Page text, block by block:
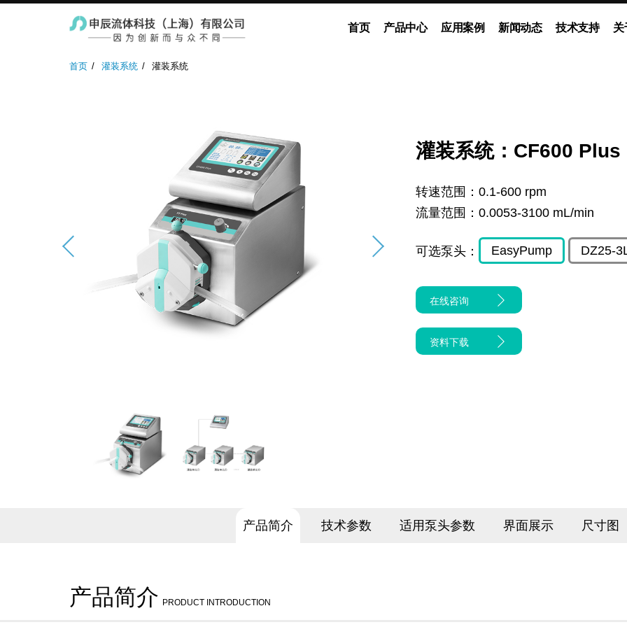
首页 产品中心 应用案例 新闻动态 技术支持 关
首页 灌装系统 灌装系统
灌装系统：CF600 Plus
转速范围：0.1-600 rpm
流量范围：0.0053-3100 mL/min
可选泵头： EasyPump DZ25-
在线咨询
资料下载
产品简介 技术参数 适用泵头参数 界面展示 尺寸图
产品简介 PRODUCT INTRODUCTION